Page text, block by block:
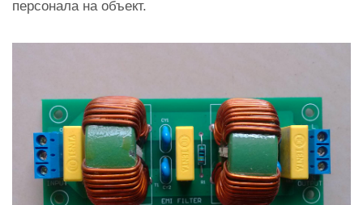
персонала на объект.